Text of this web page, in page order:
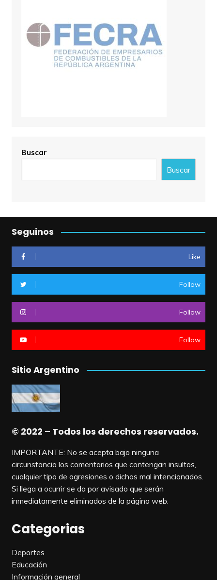
Buscar
Buscar
Seguinos
Like
Follow
Follow
Follow
Sitio Argentino
© 2022 – Todos los derechos reservados.
IMPORTANTE: No se acepta bajo ninguna
circunstancia los comentarios que contengan insultos,
cualquier tipo de agresiones o dichos mal intencionados.
Si llega a ocurrir se da por avisado que serán
inmediatamente eliminados de la página web.
Categorias
Deportes
Educación
Información general